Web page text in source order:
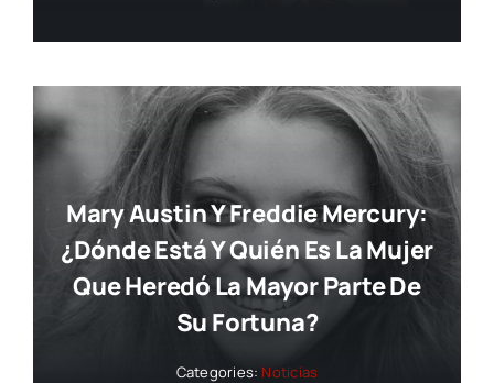
Mary Austin Y Freddie Mercury:
¿dónde Está Y Quién Es La Mujer
Que Heredó La Mayor Parte De
Su Fortuna?
Categories: Noticias